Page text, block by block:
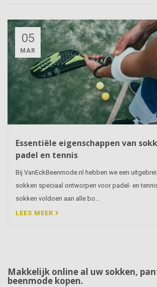
05
MAR
Essentiële eigenschappen van
padel en tennis
Bij VanEckBeenmode.nl hebben we een
sokken speciaal ontworpen voor padel- en
sokken voldoen aan alle bo...
LEES MEER
Makkelijk online al uw sokken,
beenmode kopen.